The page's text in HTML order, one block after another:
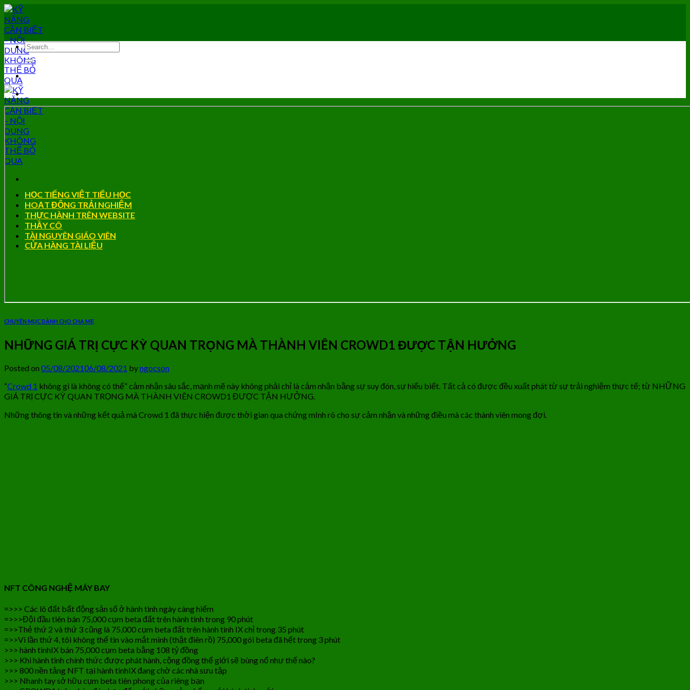
Skip
to
content
HỌC TIẾNG VIỆT TIỂU HỌC
HOẠT ĐỘNG TRẢI NGHIỆM
THỰC HÀNH TRÊN WEBSITE
THẦY CÔ
TÀI NGUYÊN GIÁO VIÊN
CỬA HÀNG TÀI LIỆU
CHUYÊN MỤC DÀNH CHO CHA MẸ
NHỮNG GIÁ TRỊ CỰC KỲ QUAN TRỌNG MÀ THÀNH VIÊN CROWD1 ĐƯỢC TẬN HƯỞNG
Posted on 05/08/202106/08/2021 byngocson
“Crowd 1 không gì là không có thể” cảm nhận sâu sắc, mạnh mẽ này không phải chỉ là cảm nhận bằng sự suy đón, sự hiểu biết. Tất cả có được đều xuất phát từ sự trải nghiệm thực tế; từ NHỮNG
GIÁ TRỊ CỰC KỲ QUAN TRỌNG MÀ THÀNH VIÊN CROWD1 ĐƯỢC TẬN HƯỞNG.
Những thông tin và những kết quả mà Crowd 1 đã thực hiện được thời gian qua chứng mInh rõ cho sự cảm nhận và những điều mà các thành viên mong đợi.
NFT CÔNG NGHỆ MÁY BAY
=>>> Các lô đất bất động sản số ở hành tinh ngày càng hiếm
=>>>Đội đầu tiên bán 75,000 cụm beta đất trên hành tinh trong 90 phút
=>>Thẻ thứ 2 và thứ 3 cũng là 75,000 cụm beta đất trên hành tinh IX chỉ trong 35 phút
=>>Vì lần thứ 4, tôi không thể tin vào mắt mình (thật điên rồ) 75,000 gói beta đã hết trong 3 phút
>>> hành tinhIX bán 75,000 cụm beta bằng 108 tỷ đồng
>>> Khi hành tinh chính thức được phát hành, cộng đồng thế giới sẽ bùng nổ như thế nào?
>>> 800 nền tảng NFT tại hành tinhIX đang chờ các nhà sưu tập
>>> Nhanh tay sở hữu cụm beta tiên phong của riêng bạn